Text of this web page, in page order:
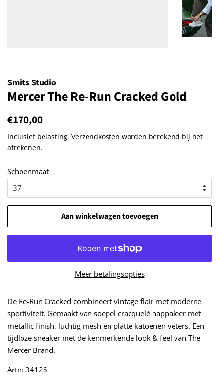
Smits Studio
Mercer The Re-Run Cracked Gold
Normale
€170,00
Inclusief belasting. Verzendkosten worden berekend bij het
afrekenen.
Schoenmaat
Aan winkelwagen toevoegen
Meer betalingsopties
De Re-Run Cracked combineert vintage flair met moderne
sportiviteit. Gemaakt van soepel cracquelé nappaleer met
metallic finish, luchtig mesh en platte katoenen veters. Een
tijdloze sneaker met de kenmerkende look & feel van The
Mercer Brand.
Artn: 34126